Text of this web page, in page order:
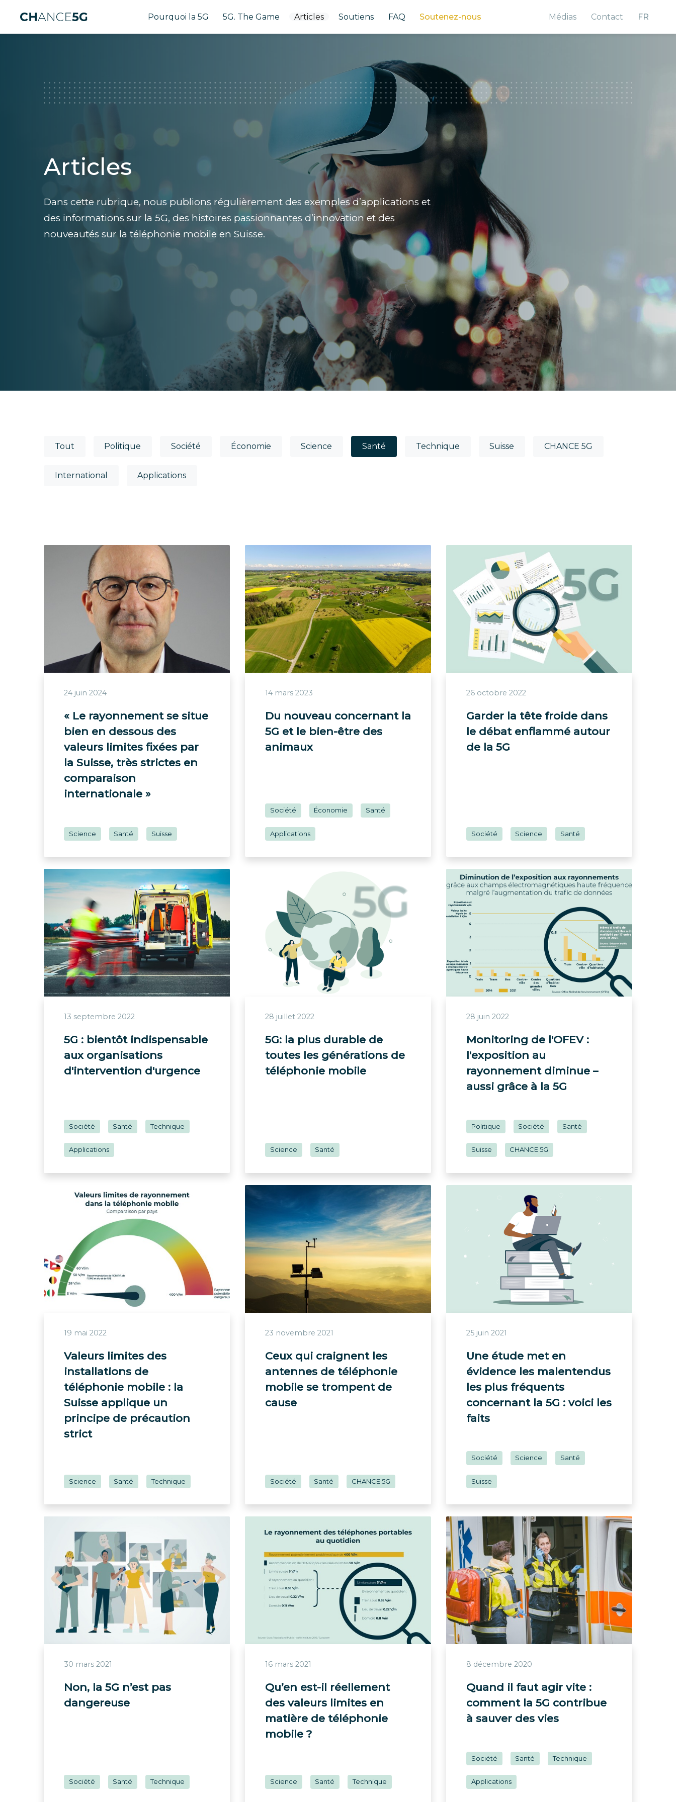
Pourquoi la 5G 5G. The Game Articles Soutiens FAQ Soutenez-nous Médias Contact FR
Articles
Dans cette rubrique, nous publions régulièrement des exemples d’applications et
des informations sur la 5G, des histoires passionnantes d’innovation et des
nouveautés sur la téléphonie mobile en Suisse.
Tout Politique Société Économie Science Santé Technique Suisse CHANCE 5G
International Applications
24 juin 2024
« Le rayonnement se situe
bien en dessous des
valeurs limites fixées par
la Suisse, très strictes en
comparaison
internationale »
Science Santé Suisse
14 mars 2023
Du nouveau concernant la
5G et le bien-être des
animaux
Société Économie Santé
Applications
26 octobre 2022
Garder la tête froide dans
le débat enflammé autour
de la 5G
Société Science Santé
13 septembre 2022
5G : bientôt indispensable
aux organisations
d'intervention d'urgence
Société Santé Technique
Applications
28 juillet 2022
5G: la plus durable de
toutes les générations de
téléphonie mobile
Science Santé
28 juin 2022
Monitoring de l'OFEV :
l'exposition au
rayonnement diminue –
aussi grâce à la 5G
Politique Société Santé
Suisse CHANCE 5G
19 mai 2022
Valeurs limites des
installations de
téléphonie mobile : la
Suisse applique un
principe de précaution
strict
Science Santé Technique
23 novembre 2021
Ceux qui craignent les
antennes de téléphonie
mobile se trompent de
cause
Société Santé CHANCE 5G
25 juin 2021
Une étude met en
évidence les malentendus
les plus fréquents
concernant la 5G : voici les
faits
Société Science Santé
Suisse
30 mars 2021
Non, la 5G n’est pas
dangereuse
Société Santé Technique
16 mars 2021
Qu’en est-il réellement
des valeurs limites en
matière de téléphonie
mobile ?
Science Santé Technique
8 décembre 2020
Quand il faut agir vite :
comment la 5G contribue
à sauver des vies
Société Santé Technique
Applications